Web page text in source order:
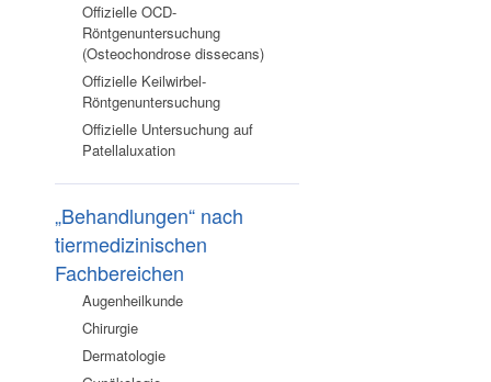
Offizielle OCD-
Röntgenuntersuchung
(Osteochondrose dissecans)
Offizielle Keilwirbel-
Röntgenuntersuchung
Offizielle Untersuchung auf
Patellaluxation
„Behandlungen“ nach
tiermedizinischen
Fachbereichen
Augenheilkunde
Chirurgie
Dermatologie